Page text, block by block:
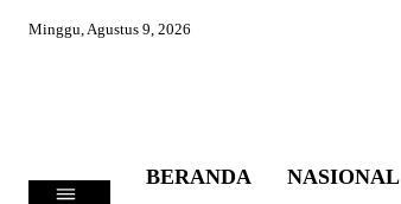
Minggu, Agustus 9, 2026
BERANDA NASIONAL